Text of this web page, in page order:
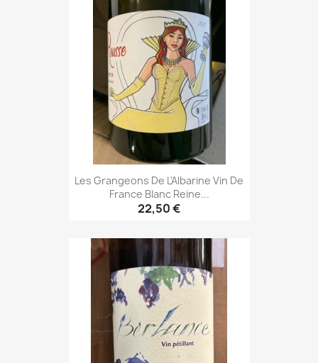
Les Grangeons De L'Albarine Vin De
France Blanc Reine...
22,50 €